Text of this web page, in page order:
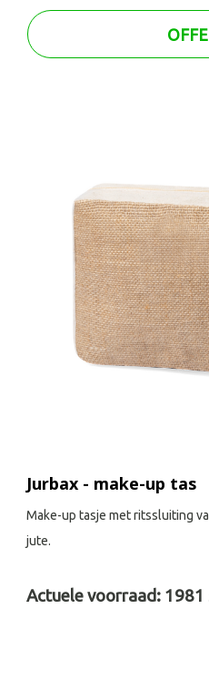
Jurbax - make-up tas
Make-up tasje met ritssluiting
jute.
Actuele voorraad: 1981